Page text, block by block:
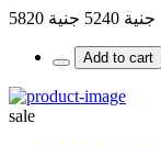
جنية 5240 جنية 5820
Add to cart
sale